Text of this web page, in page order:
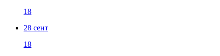
18
28 сент
18